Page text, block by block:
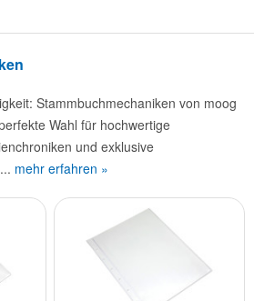
Stammbuchmechaniken von moog
Wahl für hochwertige
und exklusive
mehr erfahren »